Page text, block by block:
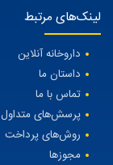
لینک‌های مرتبط
داروخانه آنلاین
داستان ما
تماس با ما
پرسش‌های متداول
روش‌های پرداخت
مجوزها